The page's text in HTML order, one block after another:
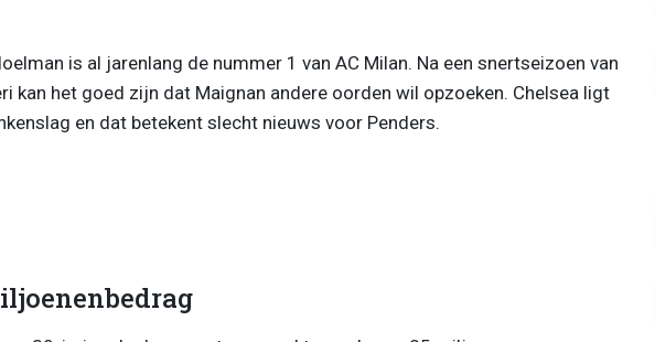
is al jarenlang de nummer 1 van AC Milan. Na een snertseizoen van
kan het goed zijn dat Maignan andere oorden wil opzoeken. Chelsea ligt
en dat betekent slecht nieuws voor Penders.